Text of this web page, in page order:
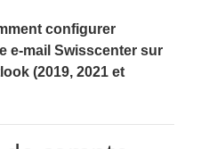
configurer
e-mail Swisscenter sur
(2019, 2021 et